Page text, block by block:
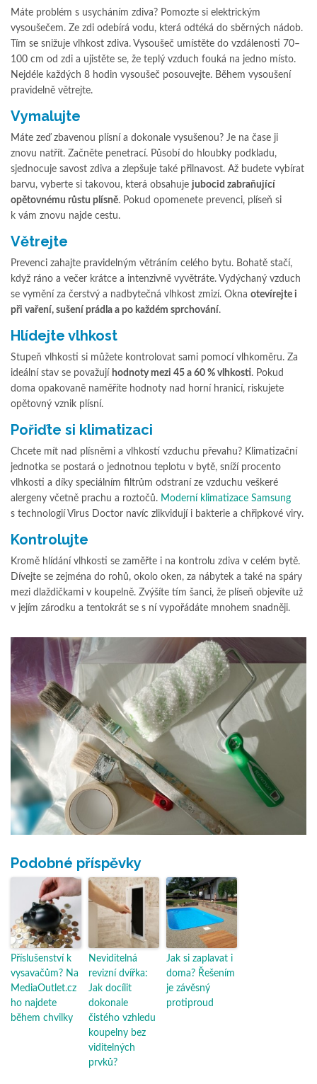
Máte problém s usycháním zdiva? Pomozte si elektrickým
vysoušečem. Ze zdi odebírá vodu, která odtéká do sběrných nádob.
Tím se snižuje vlhkost zdiva. Vysoušeč umístěte do vzdálenosti 70–
100 cm od zdi a ujistěte se, že teplý vzduch fouká na jedno místo.
Nejdéle každých 8 hodin vysoušeč posouvejte. Během vysoušení
pravidelně větrejte.
Vymalujte
Máte zeď zbavenou plísní a dokonale vysušenou? Je na čase ji
znovu natřít. Začněte penetrací. Působí do hloubky podkladu,
sjednocuje savost zdiva a zlepšuje také přilnavost. Až budete vybírat
barvu, vyberte si takovou, která obsahuje jubocid zabraňující
opětovnému růstu plísně. Pokud opomenete prevenci, plíseň si
k vám znovu najde cestu.
Větrejte
Prevenci zahajte pravidelným větráním celého bytu. Bohatě stačí,
když ráno a večer krátce a intenzivně vyvětráte. Vydýchaný vzduch
se vymění za čerstvý a nadbytečná vlhkost zmizí. Okna otevírejte i
při vaření, sušení prádla a po každém sprchování.
Hlídejte vlhkost
Stupeň vlhkosti si můžete kontrolovat sami pomocí vlhkoměru. Za
ideální stav se považují hodnoty mezi 45 a 60 % vlhkosti. Pokud
doma opakovaně naměříte hodnoty nad horní hranicí, riskujete
opětovný vznik plísní.
Pořiďte si klimatizaci
Chcete mít nad plísněmi a vlhkostí vzduchu převahu? Klimatizační
jednotka se postará o jednotnou teplotu v bytě, sníží procento
vlhkosti a díky speciálním filtrům odstraní ze vzduchu veškeré
alergeny včetně prachu a roztočů. Moderní klimatizace Samsung
s technologií Virus Doctor navíc zlikvidují i bakterie a chřipkové viry.
Kontrolujte
Kromě hlídání vlhkosti se zaměřte i na kontrolu zdiva v celém bytě.
Dívejte se zejména do rohů, okolo oken, za nábytek a také na spáry
mezi dlaždičkami v koupelně. Zvýšíte tím šanci, že plíseň objevíte už
v jejím zárodku a tentokrát se s ní vypořádáte mnohem snadněji.
Podobné příspěvky
Příslušenství k
vysavačům? Na
MediaOutlet.cz
ho najdete
během chvilky
Neviditelná
revizní dvířka:
Jak docílit
dokonale
čistého vzhledu
koupelny bez
viditelných
prvků?
Jak si zaplavat i
doma? Řešením
je závěsný
protiproud